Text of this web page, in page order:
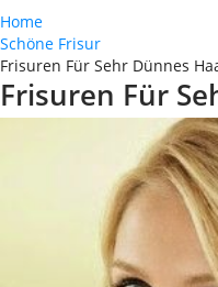
Home
Schöne Frisur
Frisuren Für Sehr Dünnes
Frisuren Für